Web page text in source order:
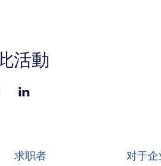
活動
求职者 对于企